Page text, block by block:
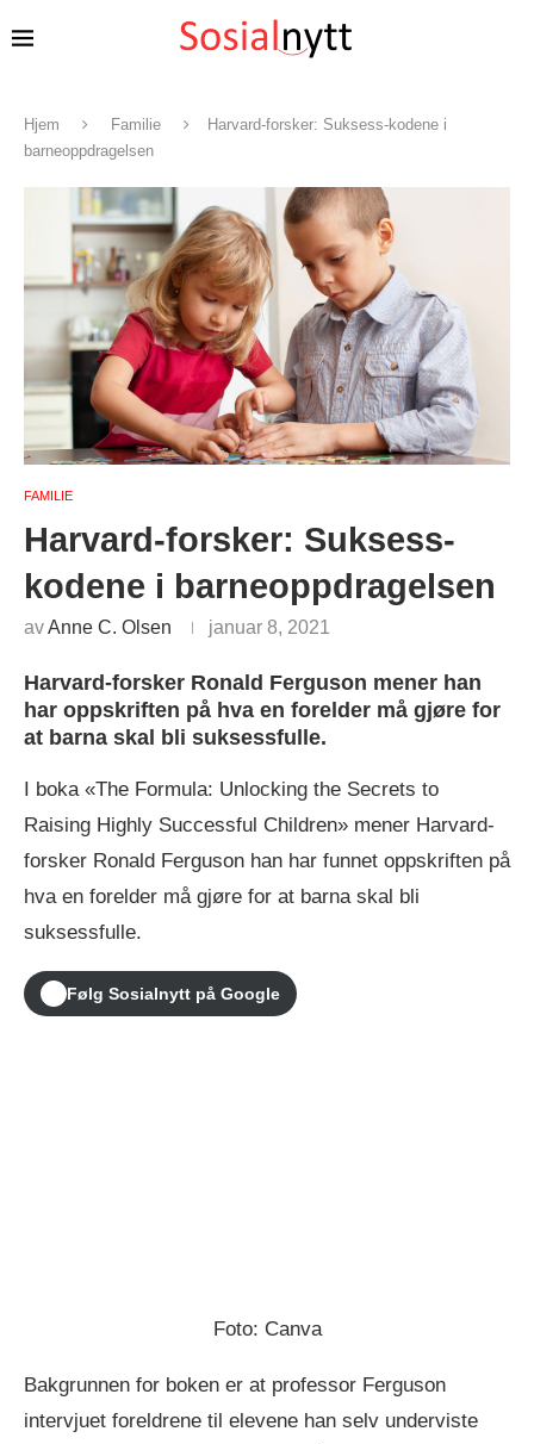
Hjem Familie
Harvard-forsker: Suksess-kodene i
barneoppdragelsen
FAMILIE
Harvard-forsker: Suksess-
kodene i barneoppdragelsen
avAnne C. Olsen januar 8, 2021
Harvard-forsker Ronald Ferguson mener han
har oppskriften på hva en forelder må gjøre for
at barna skal bli suksessfulle.
I boka «The Formula: Unlocking the Secrets to
Raising Highly Successful Children» mener Harvard-
forsker Ronald Ferguson han har funnet oppskriften på
hva en forelder må gjøre for at barna skal bli
suksessfulle.
Følg Sosialnytt på Google
Foto: Canva
Bakgrunnen for boken er at professor Ferguson
intervjuet foreldrene til elevene han selv underviste